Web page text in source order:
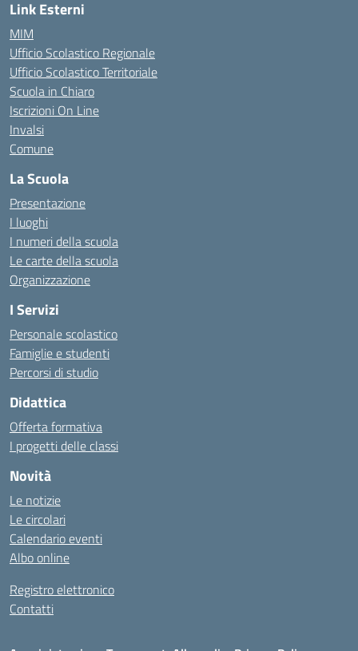
Link Esterni
MIM
Ufficio Scolastico Regionale
Ufficio Scolastico Territoriale
Scuola in Chiaro
Iscrizioni On Line
Invalsi
Comune
La Scuola
Presentazione
I luoghi
I numeri della scuola
Le carte della scuola
Organizzazione
I Servizi
Personale scolastico
Famiglie e studenti
Percorsi di studio
Didattica
Offerta formativa
I progetti delle classi
Novità
Le notizie
Le circolari
Calendario eventi
Albo online
Registro elettronico
Contatti